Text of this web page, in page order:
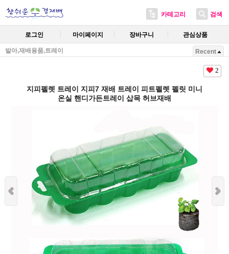
카테고리 검색
로그인 마이페이지 장바구니 관심상품
발아,재배용품,트레이 Recent
2
지피펠렛 트레이 지피7 재배 트레이 피트펠렛 펠릿 미니
온실 핸디가든트레이 삽목 허브재배